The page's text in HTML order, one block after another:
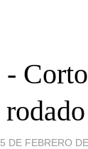
DE FEBRERO